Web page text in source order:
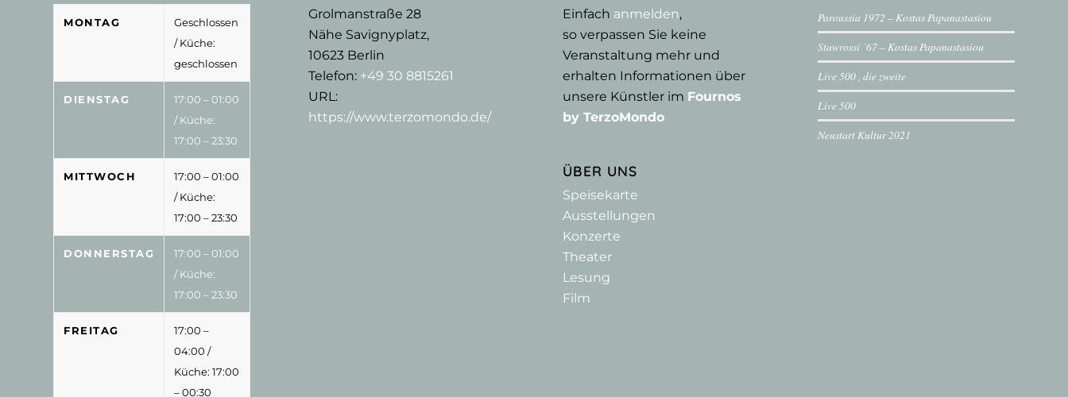
MONTAG
Geschlossen
/ Küche:
geschlossen
DIENSTAG
17:00 – 01:00
/ Küche:
17:00 – 23:30
MITTWOCH
17:00 – 01:00
/ Küche:
17:00 – 23:30
DONNERSTAG
17:00 – 01:00
/ Küche:
17:00 – 23:30
FREITAG
17:00 –
04:00 /
Küche: 17:00
– 00:30
Grolmanstraße 28
Nähe Savignyplatz,
10623Berlin
Telefon: +49 30 8815261
URL:
https://www.terzomondo.de/
Einfach anmelden,
so verpassen Sie keine
Veranstaltung mehr und
erhalten Informationen über
unsere Künstler im Fournos
by TerzoMondo
ÜBER UNS
Speisekarte
Ausstellungen
Konzerte
Theater
Lesung
Film
Paroussia 1972 – Kostas Papanastasiou
Stawrossi ´67 – Kostas Papanastasiou
Live 500 , die zweite
Live 500
Neustart Kultur 2021